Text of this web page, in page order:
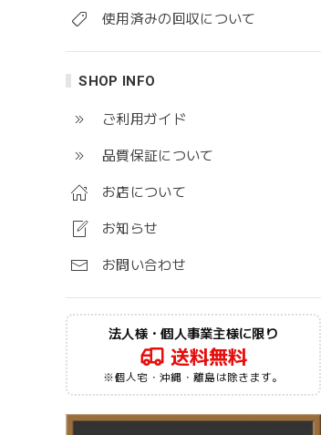
使用済みの回収について
SHOP INFO
ご利用ガイド
品質保証について
お店について
お知らせ
お問い合わせ
法人様・個人事業主様に限り
送料無料
※個人宅・沖縄・離島は除きます。